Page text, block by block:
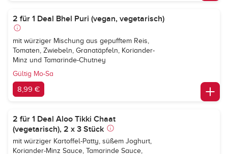
2 für 1 Deal Bhel Puri (vegan, vegetarisch)
mit würziger Mischung aus gepufftem Reis,
Tomaten, Zwiebeln, Granatäpfeln, Koriander-
Minz und Tamarinde-Chutney
Gültig Mo-Sa
8,99 €
2 für 1 Deal Aloo Tikki Chaat
(vegetarisch), 2 x 3 Stück
mit würziger Kartoffel-Patty, süßem Joghurt,
Koriander-Minz Sauce, Tamarinde Sauce,